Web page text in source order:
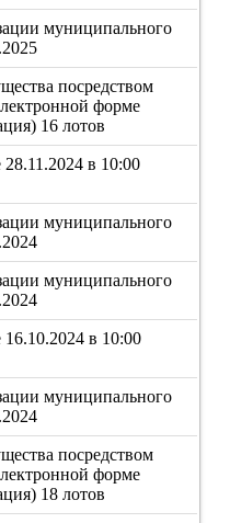
муниципального
посредством
форме
16 лотов
в 10:00
муниципального
муниципального
в 10:00
муниципального
посредством
форме
18 лотов